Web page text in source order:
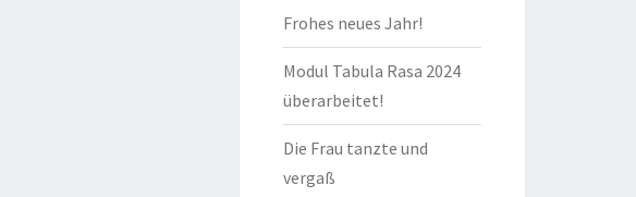
Frohes neues Jahr!
Modul Tabula Rasa 2024
überarbeitet!
Die Frau tanzte und
vergaß